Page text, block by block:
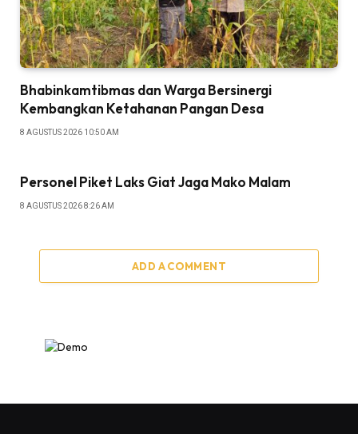
Bhabinkamtibmas dan Warga Bersinergi
Kembangkan Ketahanan Pangan Desa
8 AGUSTUS 2026 10:50 AM
Personel Piket Laks Giat Jaga Mako Malam
8 AGUSTUS 2026 8:26 AM
ADD A COMMENT